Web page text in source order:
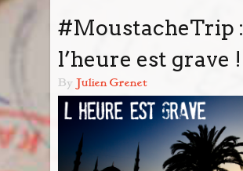
La Réunion
Madagascar
Malaisie
Maroc
#MoustacheTrip :
l’heure est grave !
By Julien Grenet